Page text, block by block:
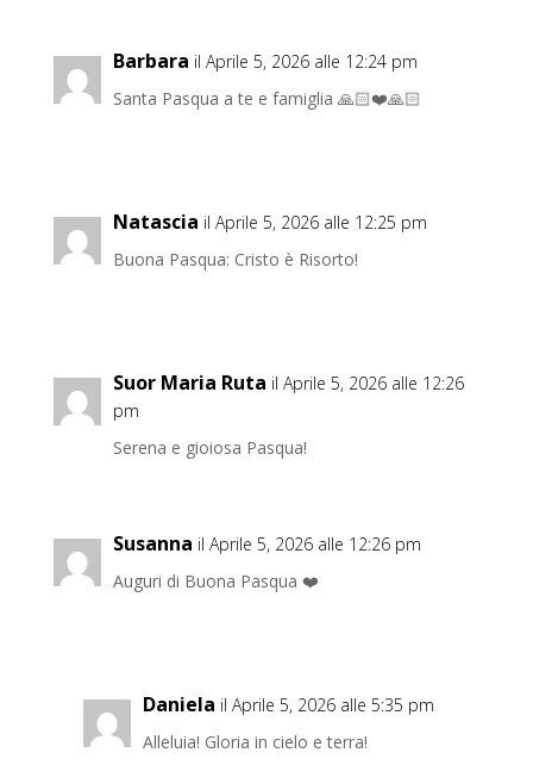
Barbara il Aprile 5, 2026 alle 12:24 pm
Santa Pasqua a te e famiglia 🙏🏻❤️🙏🏻
Natascia il Aprile 5, 2026 alle 12:25 pm
Buona Pasqua: Cristo è Risorto!
Suor Maria Ruta il Aprile 5, 2026 alle 12:26
pm
Serena e gioiosa Pasqua!
Susanna il Aprile 5, 2026 alle 12:26 pm
Auguri di Buona Pasqua ❤️
Daniela il Aprile 5, 2026 alle 5:35 pm
Alleluia! Gloria in cielo e terra!